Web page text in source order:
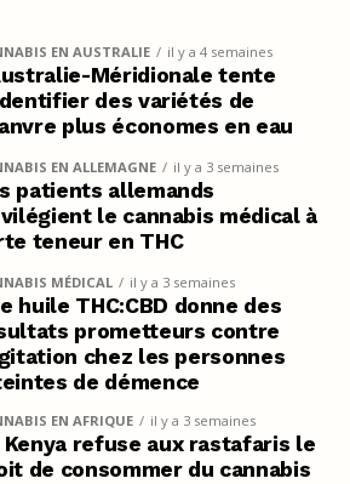
EN AUSTRALIE il y a 4 semaines
Méridionale tente
des variétés de
plus économes en eau
EN ALLEMAGNE il y a 3 semaines
patients allemands
le cannabis médical à
teneur en THC
MÉDICAL il y a 3 semaines
huile THC:CBD donne des
prometteurs contre
chez les personnes
de démence
EN AFRIQUE il y a 3 semaines
Kenya refuse aux rastafaris le
de consommer du cannabis